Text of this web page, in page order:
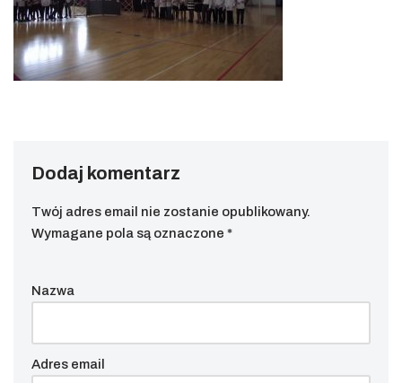
Dodaj komentarz
Twój adres email nie zostanie opublikowany.
Wymagane pola są oznaczone *
Nazwa
Adres email